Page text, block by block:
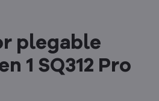
plegable
1 SQ312 Pro